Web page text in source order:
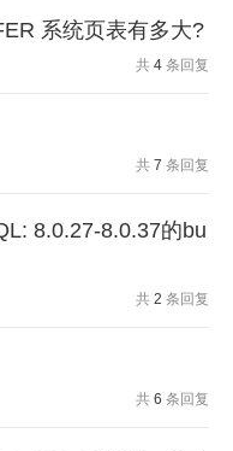
系统页表有多大?
共 4 条回复
共 7 条回复
8.0.27-8.0.37的bu
共 2 条回复
共 6 条回复